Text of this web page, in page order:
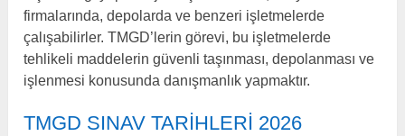
firmalarında, depolarda ve benzeri işletmelerde
çalışabilirler. TMGD’lerin görevi, bu işletmelerde
tehlikeli maddelerin güvenli taşınması, depolanması ve
işlenmesi konusunda danışmanlık yapmaktır.
TMGD SINAV TARİHLERİ 2026